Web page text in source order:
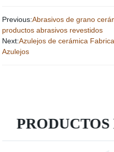
Previous:Abrasivos de grano
productos abrasivos revestidos
Next:Azulejos de cerámica
Azulejos